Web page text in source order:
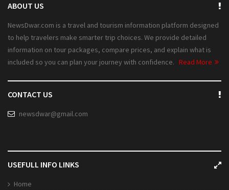
ABOUT US
NewsDwar.com is a travel and tourism information platform designed
to help travelers make smarter trip choices. We provide detailed
information on tour packages, compare prices, and explain what is
included so you can plan your journey with confidence. Read More
CONTACT US
newsdwar@gmail.com
USEFULL INFO LINKS
Home